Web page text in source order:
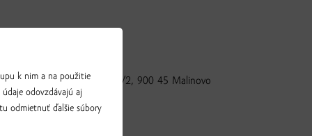
33. s.r.o., Slnečná 764/2, 900 45 Malinovo
k nim a na použitie
odovzdávajú aj
odmietnuť ďalšie súbory